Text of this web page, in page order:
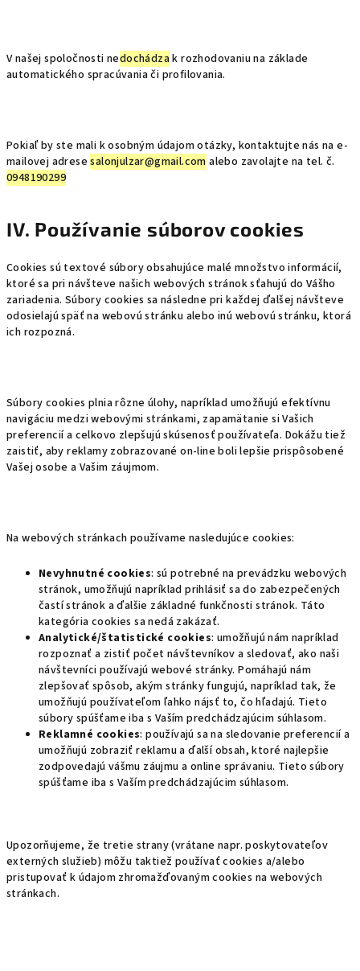
V našej spoločnosti nedochádzak rozhodovaniu na základe
automatického spracúvania či profilovania.
Pokiaľ by ste mali k osobným údajom otázky, kontaktujte nás na e-
mailovej adresesalonjulzar@gmail.com alebo zavolajte na tel. č.
0948190299
IV. Používanie súborov cookies
Cookies sú textové súbory obsahujúce malé množstvo informácií,
ktoré sa pri návšteve našich webových stránok sťahujú do Vášho
zariadenia. Súbory cookies sa následne pri každej ďalšej návšteve
odosielajú späť na webovú stránku alebo inú webovú stránku, ktorá
ich rozpozná.
Súbory cookies plnia rôzne úlohy, napríklad umožňujú efektívnu
navigáciu medzi webovými stránkami, zapamätanie si Vašich
preferencií a celkovo zlepšujú skúsenosť používateľa. Dokážu tiež
zaistiť, aby reklamy zobrazované on-line boli lepšie prispôsobené
Vašej osobe a Vašim záujmom.
Na webových stránkach používame nasledujúce cookies:
Nevyhnutné cookies: sú potrebné na prevádzku webových
stránok, umožňujú napríklad prihlásiť sa do zabezpečených
častí stránok a ďalšie základné funkčnosti stránok. Táto
kategória cookies sa nedá zakázať.
Analytické/štatistické cookies: umožňujú nám napríklad
rozpoznať a zistiť počet návštevníkov a sledovať, ako naši
návštevníci používajú webové stránky. Pomáhajú nám
zlepšovať spôsob, akým stránky fungujú, napríklad tak, že
umožňujú používateľom ľahko nájsť to, čo hľadajú. Tieto
súbory spúšťame iba s Vaším predchádzajúcim súhlasom.
Reklamné cookies: používajú sa na sledovanie preferencií a
umožňujú zobraziť reklamu a ďalší obsah, ktoré najlepšie
zodpovedajú vášmu záujmu a online správaniu. Tieto súbory
spúšťame iba s Vaším predchádzajúcim súhlasom.
Upozorňujeme, že tretie strany (vrátane napr. poskytovateľov
externých služieb) môžu taktiež používať cookies a/alebo
pristupovať k údajom zhromažďovaným cookies na webových
stránkach.